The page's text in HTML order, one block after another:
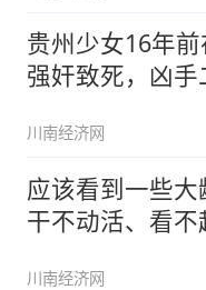
贵州少女16年
强奸致死，凶手
川南经济网
应该看到一些大
干不动活、看不
川南经济网